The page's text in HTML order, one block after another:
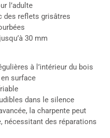
l’adulte
des reflets grisâtres
30 mm
à l’intérieur du bois
surface
dans le silence
la charpente peut
nécessitant des réparations